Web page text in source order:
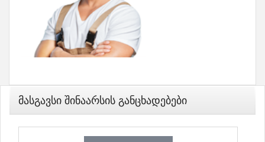
Მასგავსი Შინაარსის Განცხადებები